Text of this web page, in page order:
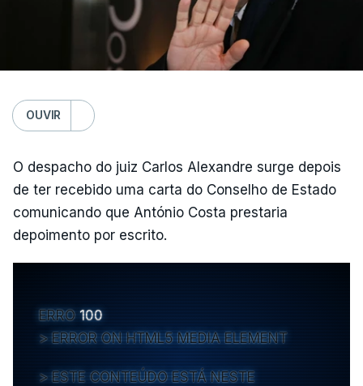
OUVIR
O despacho do juiz Carlos Alexandre surge depois
de ter recebido uma carta do Conselho de Estado
comunicando que António Costa prestaria
depoimento por escrito.
ERRO 100
ERROR ON HTML5 MEDIA ELEMENT
ESTE CONTEÚDO ESTÁ NESTE